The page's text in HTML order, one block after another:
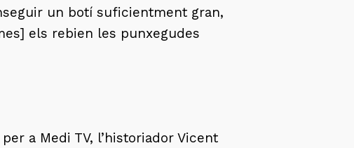
un botí suficientment gran,
els rebien les punxegudes
a Medi TV, l’historiador Vicent